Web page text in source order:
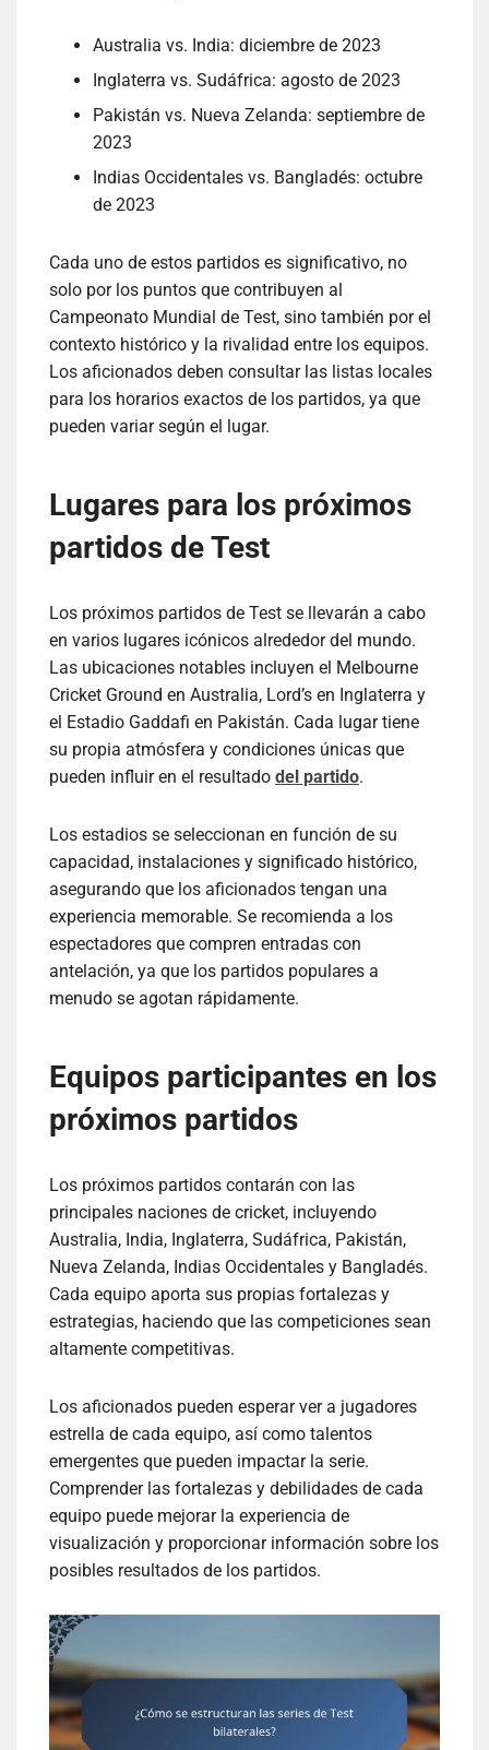
Australia vs. India: diciembre de 2023
Inglaterra vs. Sudáfrica: agosto de 2023
Pakistán vs. Nueva Zelanda: septiembre de
2023
Indias Occidentales vs. Bangladés: octubre
de 2023
Cada uno de estos partidos es significativo, no
solo por los puntos que contribuyen al
Campeonato Mundial de Test, sino también por el
contexto histórico y la rivalidad entre los equipos.
Los aficionados deben consultar las listas locales
para los horarios exactos de los partidos, ya que
pueden variar según el lugar.
Lugares para los próximos
partidos de Test
Los próximos partidos de Test se llevarán a cabo
en varios lugares icónicos alrededor del mundo.
Las ubicaciones notables incluyen el Melbourne
Cricket Ground en Australia, Lord’s en Inglaterra y
el Estadio Gaddafi en Pakistán. Cada lugar tiene
su propia atmósfera y condiciones únicas que
pueden influir en el resultado del partido.
Los estadios se seleccionan en función de su
capacidad, instalaciones y significado histórico,
asegurando que los aficionados tengan una
experiencia memorable. Se recomienda a los
espectadores que compren entradas con
antelación, ya que los partidos populares a
menudo se agotan rápidamente.
Equipos participantes en los
próximos partidos
Los próximos partidos contarán con las
principales naciones de cricket, incluyendo
Australia, India, Inglaterra, Sudáfrica, Pakistán,
Nueva Zelanda, Indias Occidentales y Bangladés.
Cada equipo aporta sus propias fortalezas y
estrategias, haciendo que las competiciones sean
altamente competitivas.
Los aficionados pueden esperar ver a jugadores
estrella de cada equipo, así como talentos
emergentes que pueden impactar la serie.
Comprender las fortalezas y debilidades de cada
equipo puede mejorar la experiencia de
visualización y proporcionar información sobre los
posibles resultados de los partidos.